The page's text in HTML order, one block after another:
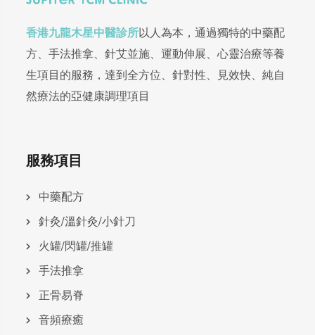
香港九龍木星中醫診所以人為本，通過獨特的中藥配
方、手法推拿、針艾並施、運動伸展、心靈治療等養
生項目的服務，達到全方位、針對性、見效快、純自
然療法的亞健康調理項目
服務項目
中藥配方
針灸/溫針灸/小針刀
火罐/閃罐/推罐
手法推拿
正骨易脊
⾳頻療癒